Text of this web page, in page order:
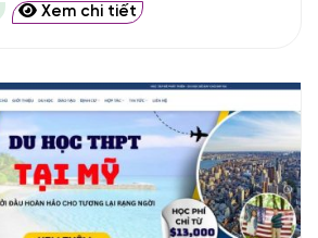
Xem chi tiết